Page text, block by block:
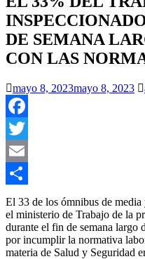
DE SEMANA
CON LAS
mayo 8, 2023mayo 8, 2023
Facebook
Twitter
Email
Compartir
El 33 de los ómnibus de
el ministerio de Trabajo de la
durante el fin de semana largo
por incumplir la normativa
materia de Salud y Seguridad